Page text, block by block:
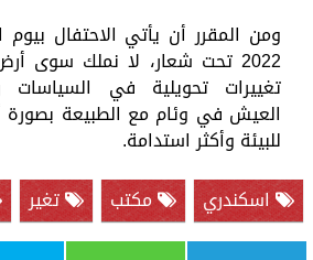
ومن المقرر أن يأتي الاحتفال بيوم
2022 تحت شعار، لا نملك سوى
تغييرات تحويلية في السياسات
العيش في وئام مع الطبيعة بصورة
للبيئة وأكثر استدامة.
اسكندري
مكتب تغير